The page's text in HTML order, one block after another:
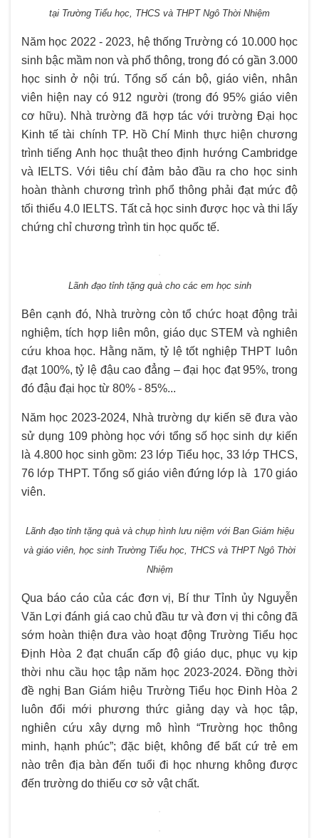
tại Trường Tiểu học, THCS và THPT Ngô Thời Nhiệm
Năm học 2022 - 2023, hệ thống Trường có 10.000 học
sinh bậc mầm non và phổ thông, trong đó có gần 3.000
học sinh ở nội trú. Tổng số cán bộ, giáo viên, nhân
viên hiện nay có 912 người (trong đó 95% giáo viên
cơ hữu). Nhà trường đã hợp tác với trường Đại học
Kinh tế tài chính TP. Hồ Chí Minh thực hiện chương
trình tiếng Anh học thuật theo định hướng Cambridge
và IELTS. Với tiêu chí đảm bảo đầu ra cho học sinh
hoàn thành chương trình phổ thông phải đạt mức độ
tối thiểu 4.0 IELTS. Tất cả học sinh được học và thi lấy
chứng chỉ chương trình tin học quốc tế.
Lãnh đạo tỉnh tặng quà cho các em học sinh
Bên cạnh đó, Nhà trường còn tổ chức hoạt động trải
nghiệm, tích hợp liên môn, giáo dục STEM và nghiên
cứu khoa học. Hằng năm, tỷ lệ tốt nghiệp THPT luôn
đạt 100%, tỷ lệ đậu cao đẳng – đại học đạt 95%, trong
đó đậu đại học từ 80% - 85%...
Năm học 2023-2024, Nhà trường dự kiến sẽ đưa vào
sử dụng 109 phòng học với tổng số học sinh dự kiến
là 4.800 học sinh gồm: 23 lớp Tiểu học, 33 lớp THCS,
76 lớp THPT. Tổng số giáo viên đứng lớp là 170 giáo
viên.
Lãnh đạo tỉnh tặng quà và chụp hình lưu niệm với Ban Giám hiệu
và giáo viên, học sinh Trường Tiểu học, THCS và THPT Ngô Thời
Nhiệm
Qua báo cáo của các đơn vị, Bí thư Tỉnh ủy Nguyễn
Văn Lợi đánh giá cao chủ đầu tư và đơn vị thi công đã
sớm hoàn thiện đưa vào hoạt động Trường Tiểu học
Định Hòa 2 đạt chuẩn cấp độ giáo dục, phục vụ kịp
thời nhu cầu học tập năm học 2023-2024. Đồng thời
đề nghị Ban Giám hiệu Trường Tiểu học Đinh Hòa 2
luôn đổi mới phương thức giảng dạy và học tập,
nghiên cứu xây dựng mô hình “Trường học thông
minh, hạnh phúc”; đặc biệt, không để bất cứ trẻ em
nào trên địa bàn đến tuổi đi học nhưng không được
đến trường do thiếu cơ sở vật chất.